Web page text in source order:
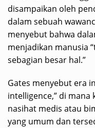
disampaikan oleh
dalam sebuah
menyebut bahwa
menjadikan manusia
sebagian besar hal.”
Gates menyebut era
intelligence,” di
nasihat medis atau
yang umum dan